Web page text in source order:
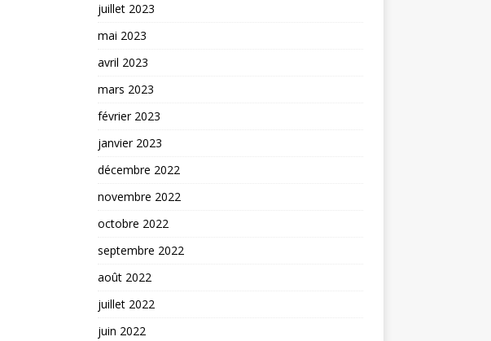
juillet 2023
mai 2023
avril 2023
mars 2023
février 2023
janvier 2023
décembre 2022
novembre 2022
octobre 2022
septembre 2022
août 2022
juillet 2022
juin 2022